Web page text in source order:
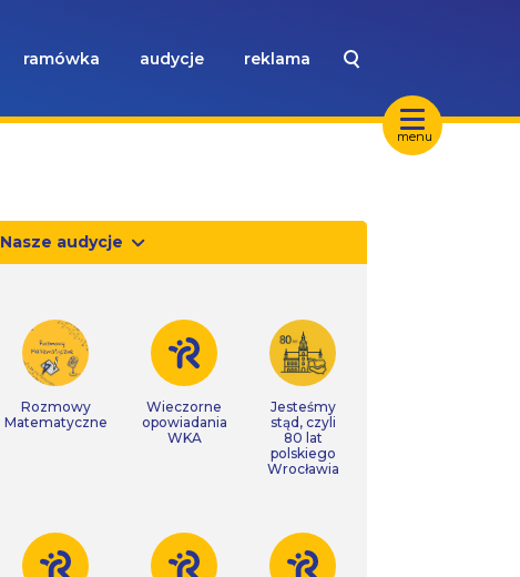
menu
ramówka audycje reklama
Nasze audycje
Rozmowy
Matematyczne
Wieczorne
opowiadania
WKA
Jesteśmy
stąd, czyli
80 lat
polskiego
Wrocławia